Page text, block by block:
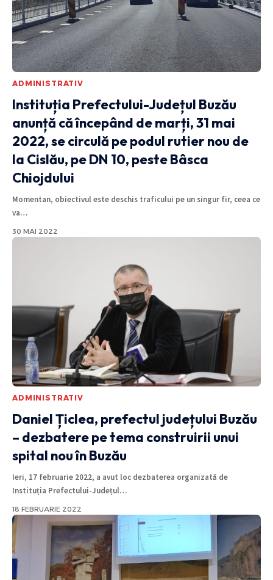
ADMINISTRATIV
Instituția Prefectului-Județul Buzău
anunță că începând de marți, 31 mai
2022, se circulă pe podul rutier nou de
la Cislău, pe DN 10, peste Bâsca
Chiojdului
Momentan, obiectivul este deschis traficului pe un singur fir, ceea ce
va…
30 MAI 2022
ADMINISTRATIV
Daniel Țiclea, prefectul județului Buzău
– dezbatere pe tema construirii unui
spital nou în Buzău
Ieri, 17 februarie 2022, a avut loc dezbaterea organizată de
Instituția Prefectului-Județul…
18 FEBRUARIE 2022